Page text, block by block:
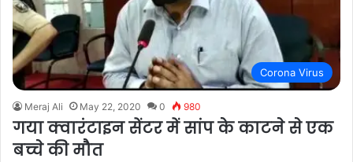
Corona Virus
Meraj Ali May 22, 2020 0 980
गया क्वारंटाइन सेंटर में सांप के काटने से एक
बच्चे की मौत